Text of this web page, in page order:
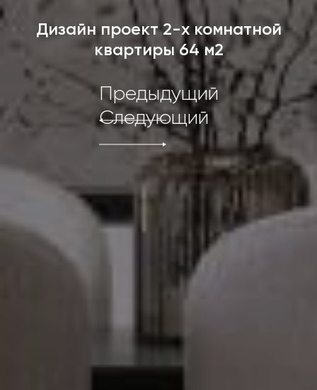
Дизайн проект 2-х комнатной
квартиры 64 м2
Предыдущий
Следующий